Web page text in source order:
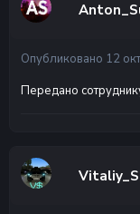
Опубликовано 12
Передано